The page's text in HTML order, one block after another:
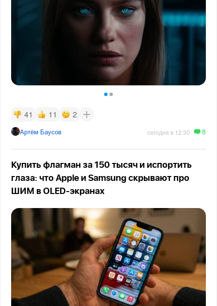
41 11 2
Артём Баусов сегодня в 12:30 8
Купить флагман за 150 тысяч и испортить
глаза: что Apple и Samsung скрывают про
ШИМ в OLED-экранах